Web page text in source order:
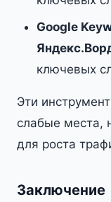
Google
ключевых
Эти
слабые места,
для роста
Заключение